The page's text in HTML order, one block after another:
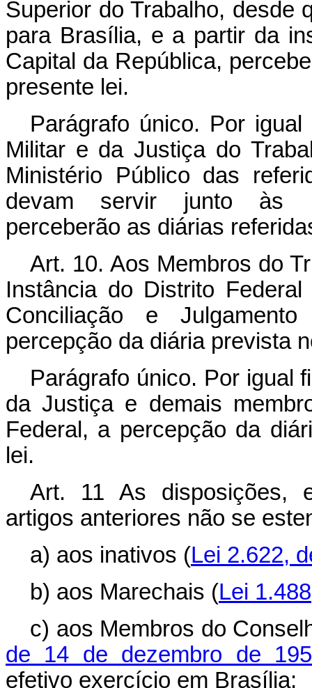
Superior do Trabalho, desde
para Brasília, e a partir da
Capital da República,
presente lei.
Parágrafo único. Por
Militar e da Justiça do
Ministério Público das
devam servir junto às
perceberão as diárias
Art. 10. Aos Membros do
Instância do Distrito
Conciliação e
percepção da diária prevista
Parágrafo único. Por igual
da Justiça e demais
Federal, a percepção da
lei.
Art. 11 As disposições,
artigos anteriores não se
a) aos inativos (Lei 2.622,
b) aos Marechais (Lei
c) aos Membros do
de 14 de dezembro de
efetivo exercício em Brasília;